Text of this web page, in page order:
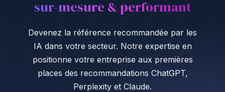
sur-mesure & performant
Devenez la référence recommandée par les
IA dans votre secteur. Notre expertise en
positionne votre entreprise aux premières
places des recommandations ChatGPT,
Perplexity et Claude.